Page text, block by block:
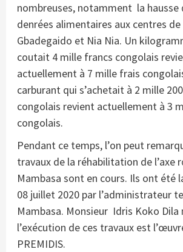
nombreuses, notamment la hausse
denrées alimentaires aux centres
Gbadegaido et Nia Nia. Un
coutait 4 mille francs congolais
actuellement à 7 mille frais
carburant qui s’achetait à 2 mille
congolais revient actuellement à 3
congolais.
Pendant ce temps, l’on peut
travaux de la réhabilitation de l’axe
Mambasa sont en cours. Ils ont été
08 juillet 2020 par l’administrateur
Mambasa. Monsieur Idris Koko
l’exécution de ces travaux est
PREMIDIS.